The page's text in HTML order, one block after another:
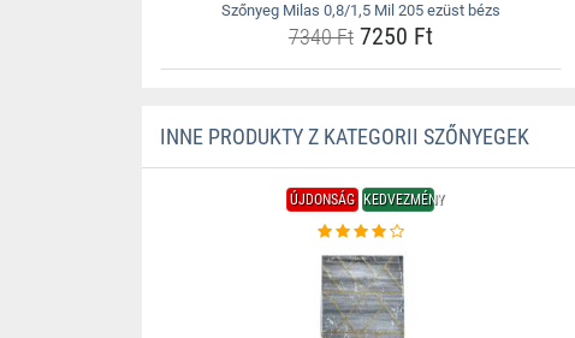
Szőnyeg Milas 0,8/1,5 Mil 205 ezüst bézs
7340 Ft7250 Ft
INNE PRODUKTY Z KATEGORII SZŐNYEGEK
ÚJDONSÁG KEDVEZMÉNY